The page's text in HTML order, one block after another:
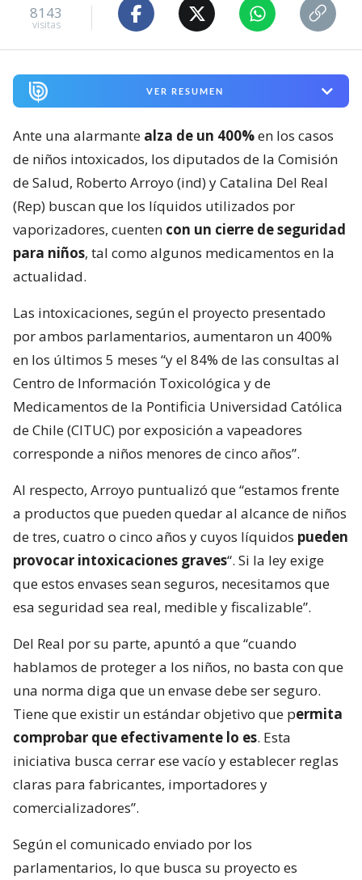
8143
visitas
VER RESUMEN
Ante una alarmante alza de un 400%en los casos
de niños intoxicados, los diputados de la Comisión
de Salud, Roberto Arroyo (ind) y Catalina Del Real
(Rep) buscan que los líquidos utilizados por
vaporizadores, cuenten con un cierre de seguridad
para niños, tal como algunos medicamentos en la
actualidad.
Las intoxicaciones, según el proyecto presentado
por ambos parlamentarios, aumentaron un 400%
en los últimos 5 meses “y el 84% de las consultas al
Centro de Información Toxicológica y de
Medicamentos de la Pontificia Universidad Católica
de Chile (CITUC) por exposición a vapeadores
corresponde a niños menores de cinco años”.
Al respecto, Arroyo puntualizó que “estamos frente
a productos que pueden quedar al alcance de niños
de tres, cuatro o cinco años y cuyos líquidos pueden
provocar intoxicaciones graves“. Si la ley exige
que estos envases sean seguros, necesitamos que
esa seguridad sea real, medible y fiscalizable”.
Del Real por su parte, apuntó a que “cuando
hablamos de proteger a los niños, no basta con que
una norma diga que un envase debe ser seguro.
Tiene que existir un estándar objetivo que permita
comprobar que efectivamente lo es. Esta
iniciativa busca cerrar ese vacío y establecer reglas
claras para fabricantes, importadores y
comercializadores”.
Según el comunicado enviado por los
parlamentarios, lo que busca su proyecto es